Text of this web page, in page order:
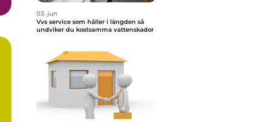
03. jun
Vvs service som håller i längden så
undviker du kostsamma vattenskador